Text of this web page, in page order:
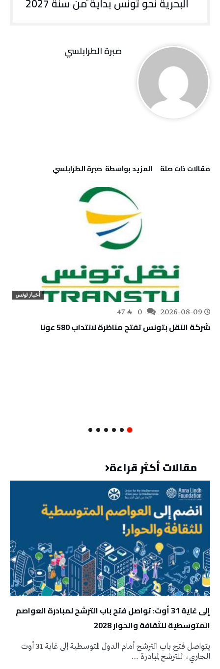
البحرية نحو تونس بدايةً من سنة 2027
صبرة الطرابلسي
‫مقالات ذات صلة‬ ‫‫المزيد بواسطة‬ ‬ صبرة الطرابلسي
أخبار تونس
2026-08-09
47
شركة النقل بتونس تفتح مناظرة لانتداب 580 عونا
مقالات أكثر قراءة
إلى غاية 31 أوت: تواصل فتح باب الترشح لمبادرة العواصم
المتوسطية للثقافة والحوار 2028
يتواصل فتح باب الترشح أمام الدول المتوسطية إلى غاية 31 أوت
الجاري، للترشح لمبادرة …